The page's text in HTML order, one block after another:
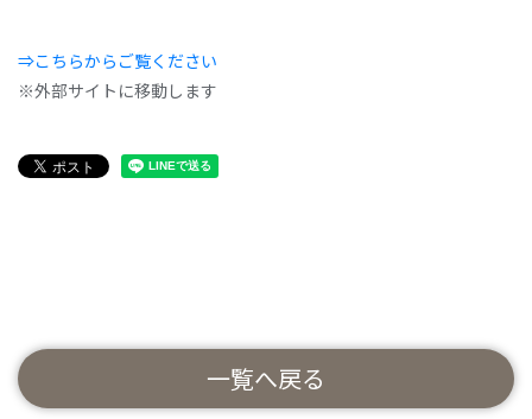
⇒こちらからご覧ください
※外部サイトに移動します
一覧へ戻る